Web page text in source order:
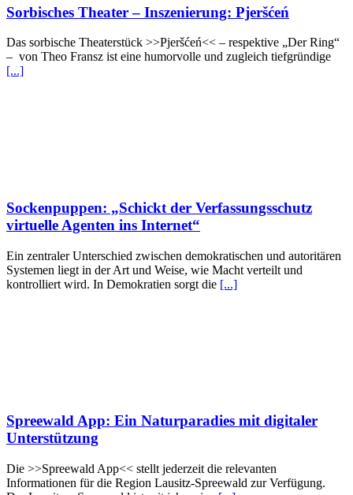
Sorbisches Theater – Inszenierung: Pjeršćeń
Das sorbische Theaterstück >>Pjeršćeń<< – respektive „Der Ring“
– von Theo Fransz ist eine humorvolle und zugleich tiefgründige
[...]
Sockenpuppen: „Schickt der Verfassungsschutz
virtuelle Agenten ins Internet“
Ein zentraler Unterschied zwischen demokratischen und autoritären
Systemen liegt in der Art und Weise, wie Macht verteilt und
kontrolliert wird. In Demokratien sorgt die [...]
Spreewald App: Ein Naturparadies mit digitaler
Unterstützung
Die >>Spreewald App<< stellt jederzeit die relevanten
Informationen für die Region Lausitz-Spreewald zur Verfügung.